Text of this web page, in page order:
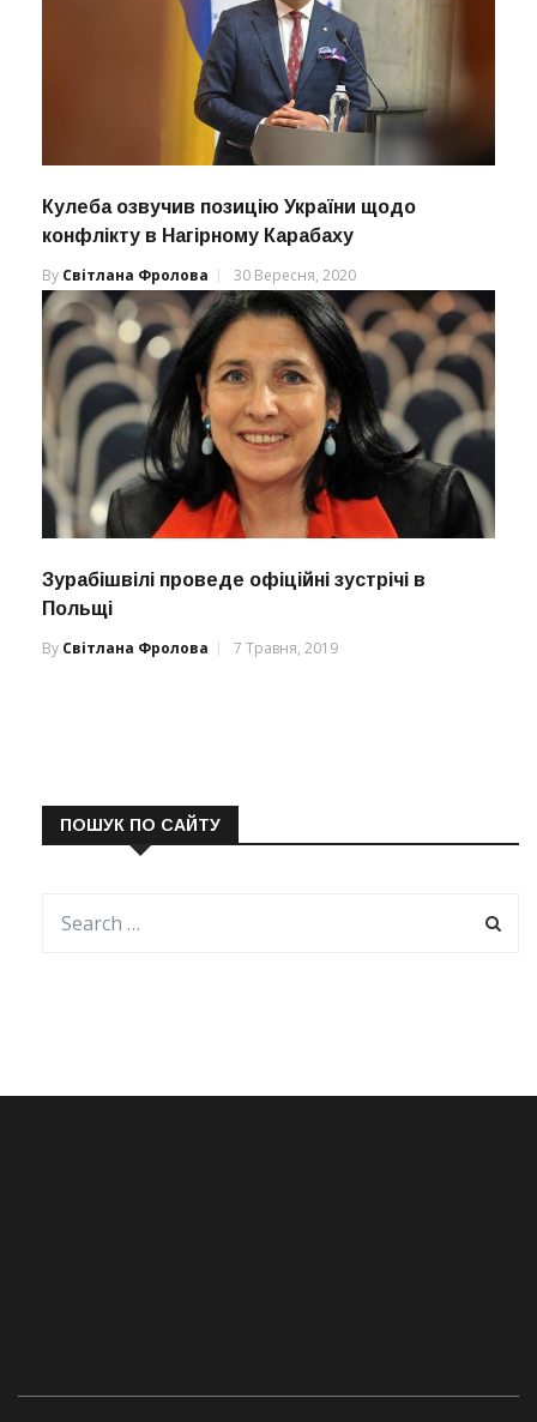
Кулеба озвучив позицію України щодо
конфлікту в Нагірному Карабаху
By Світлана Фролова 30 Вересня, 2020
Зурабішвілі проведе офіційні зустрічі в
Польщі
By Світлана Фролова 7 Травня, 2019
ПОШУК ПО САЙТУ